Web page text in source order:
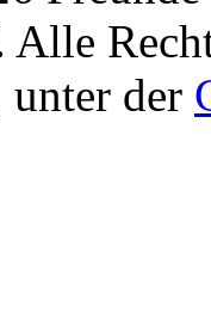
Alle
der